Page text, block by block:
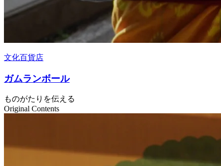
文化百貨店
ガムランボール
ものがたりを伝える
Original Contents